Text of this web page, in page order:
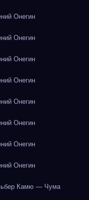
Онегин
Онегин
Онегин
Онегин
Онегин
Онегин
Онегин
Онегин
Камю — Чума